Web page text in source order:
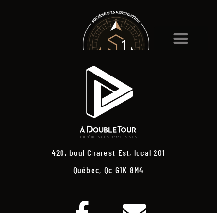
420, boul Charest Est, local 201
Québec, Qc G1K 8M4